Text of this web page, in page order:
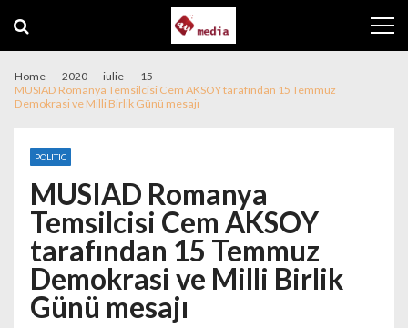
Home 2020 iulie
15
MUSIAD Romanya Temsilcisi Cem AKSOY tarafından 15 Temmuz
Demokrasi ve Milli Birlik Günü mesajı
POLITIC
MUSIAD Romanya
Temsilcisi Cem AKSOY
tarafından 15 Temmuz
Demokrasi ve Milli Birlik
Günü mesajı